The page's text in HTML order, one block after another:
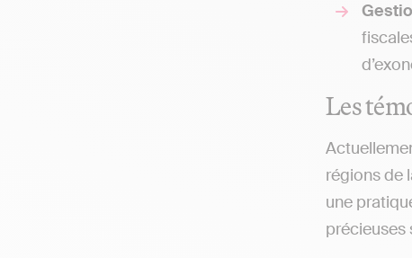
Les
régions de
une
précieuses